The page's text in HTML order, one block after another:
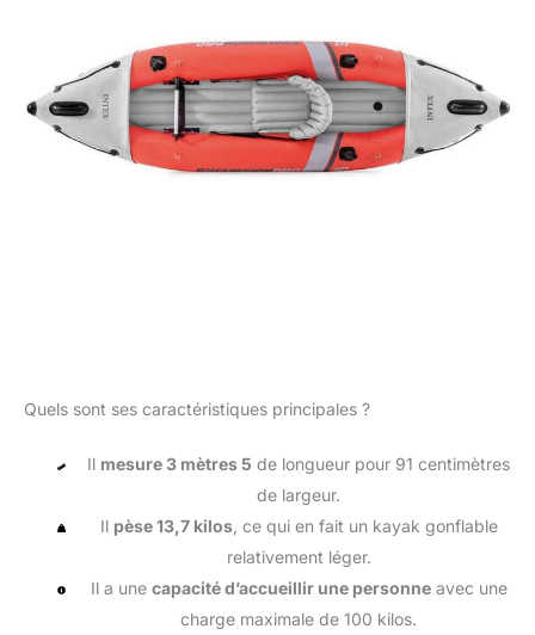
Quels sont ses caractéristiques principales ?
Il mesure 3 mètres 5 de longueur pour 91 centimètres
de largeur.
Il pèse 13,7 kilos, ce qui en fait un kayak gonflable
relativement léger.
Il a une capacité d’accueillir une personneavec une
charge maximale de 100 kilos.